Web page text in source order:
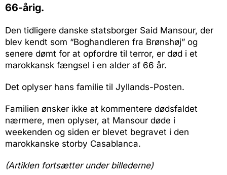
66-årig.
Den tidligere danske statsborger Said Mansour, der
blev kendt som “Boghandleren fra Brønshøj” og
senere dømt for at opfordre til terror, er død i et
marokkansk fængsel i en alder af 66 år.
Det oplyser hans familie til Jyllands-Posten.
Familien ønsker ikke at kommentere dødsfaldet
nærmere, men oplyser, at Mansour døde i
weekenden og siden er blevet begravet i den
marokkanske storby Casablanca.
(Artiklen fortsætter under billederne)